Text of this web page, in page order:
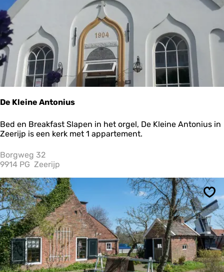
l
De Kleine Antonius
D
e
l
e
n
e
A
n
t
o
n
i
u
s
Bed en Breakfast Slapen in het orgel, De Kleine Antonius in
Zeerijp is een kerk met 1 appartement.
Borgweg 32
9914 PG Zeerijp